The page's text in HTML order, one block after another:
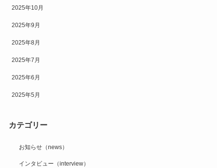
2025年10月
2025年9月
2025年8月
2025年7月
2025年6月
2025年5月
カテゴリー
お知らせ（news）
インタビュー（interview）